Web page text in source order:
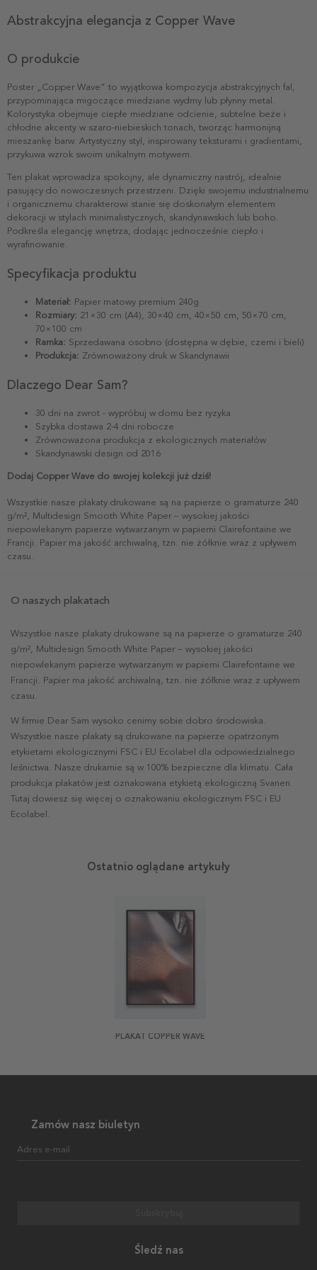
Abstrakcyjna elegancja z Copper Wave
O produkcie
Poster „Copper Wave” to wyjątkowa kompozycja abstrakcyjnych fal,
przypominająca migoczące miedziane wydmy lub płynny metal.
Kolorystyka obejmuje ciepłe miedziane odcienie, subtelne beże i
chłodne akcenty w szaro-niebieskich tonach, tworząc harmonijną
mieszankę barw. Artystyczny styl, inspirowany teksturami i gradientami,
przykuwa wzrok swoim unikalnym motywem.
Ten plakat wprowadza spokojny, ale dynamiczny nastrój, idealnie
pasujący do nowoczesnych przestrzeni. Dzięki swojemu industrialnemu
i organicznemu charakterowi stanie się doskonałym elementem
dekoracji w stylach minimalistycznych, skandynawskich lub boho.
Podkreśla elegancję wnętrza, dodając jednocześnie ciepło i
wyrafinowanie.
Specyfikacja produktu
Materiał: Papier matowy premium 240g
Rozmiary: 21×30 cm (A4), 30×40 cm, 40×50 cm, 50×70 cm,
70×100 cm
Ramka: Sprzedawana osobno (dostępna w dębie, czerni i bieli)
Produkcja: Zrównoważony druk w Skandynawii
Dlaczego Dear Sam?
30 dni na zwrot - wypróbuj w domu bez ryzyka
Szybka dostawa 2-4 dni robocze
Zrównoważona produkcja z ekologicznych materiałów
Skandynawski design od 2016
Dodaj Copper Wave do swojej kolekcji już dziś!
Wszystkie nasze plakaty drukowane są na papierze o gramaturze 240
g/m², Multidesign Smooth White Paper – wysokiej jakości
niepowlekanym papierze wytwarzanym w papierni Clairefontaine we
Francji. Papier ma jakość archiwalną, tzn. nie żółknie wraz z upływem
czasu.
O naszych plakatach
Wszystkie nasze plakaty drukowane są na papierze o gramaturze 240
g/m², Multidesign Smooth White Paper – wysokiej jakości
niepowlekanym papierze wytwarzanym w papierni Clairefontaine we
Francji. Papier ma jakość archiwalną, tzn. nie żółknie wraz z upływem
czasu.
W firmie Dear Sam wysoko cenimy sobie dobro środowiska.
Wszystkie nasze plakaty są drukowane na papierze opatrzonym
etykietami ekologicznymi FSC i EU Ecolabel dla odpowiedzialnego
leśnictwa. Nasze drukarnie są w 100% bezpieczne dla klimatu. Cała
produkcja plakatów jest oznakowana etykietą ekologiczną Svanen.
Tutaj dowiesz się więcej o oznakowaniu ekologicznym FSC i EU
Ecolabel.
Ostatnio oglądane artykuły
PLAKAT COPPER WAVE
Zamów nasz biuletyn
Adres e-mail
Śledź nas